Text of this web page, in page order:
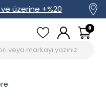
üzerine +%20
0